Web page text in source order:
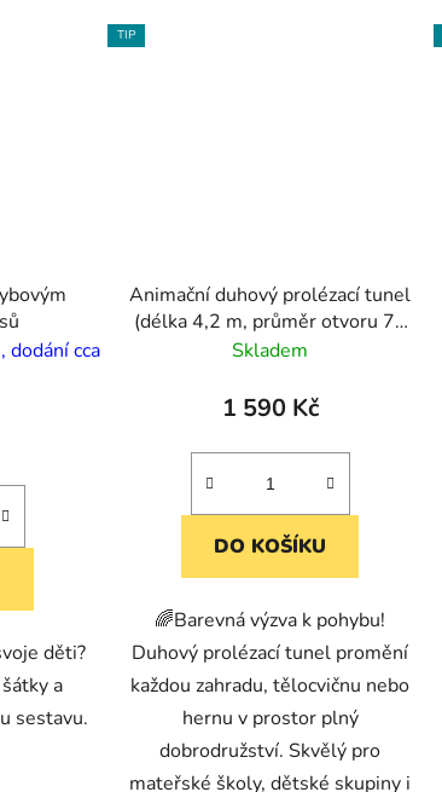
dodání cca
děti?
a
sestavu.
TIP
Animační duhový prolézací tunel
(délka 4,2 m, průměr otvoru 70
cm)
Skladem
1 590 Kč
DO KOŠÍKU
🌈Barevná výzva k pohybu!
Duhový prolézací tunel promění
každou zahradu, tělocvičnu nebo
hernu v prostor plný
dobrodružství. Skvělý pro
mateřské školy, dětské skupiny i